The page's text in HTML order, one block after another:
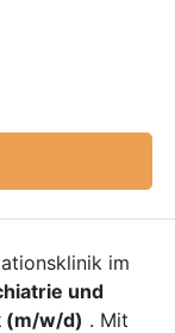
im
und
(m/w/d) . Mit